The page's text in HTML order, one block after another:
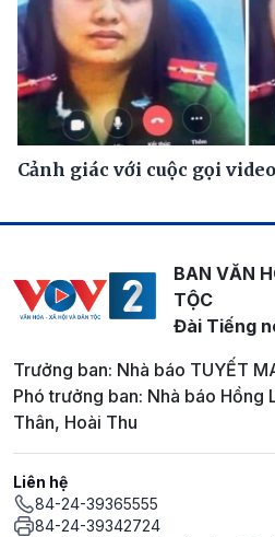
Cảnh giác với cuộc gọi video
BAN VĂN
TỘC
Đài Tiếng
Trưởng ban: Nhà báo TUYẾT
Phó trưởng ban: Nhà báo Hồng
Thân, Hoài Thu
Liên hệ
84-24-39365555
84-24-39342724